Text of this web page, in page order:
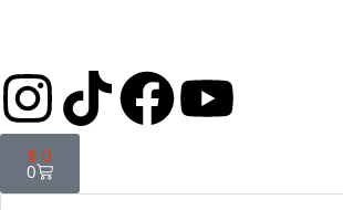
$ 0
0